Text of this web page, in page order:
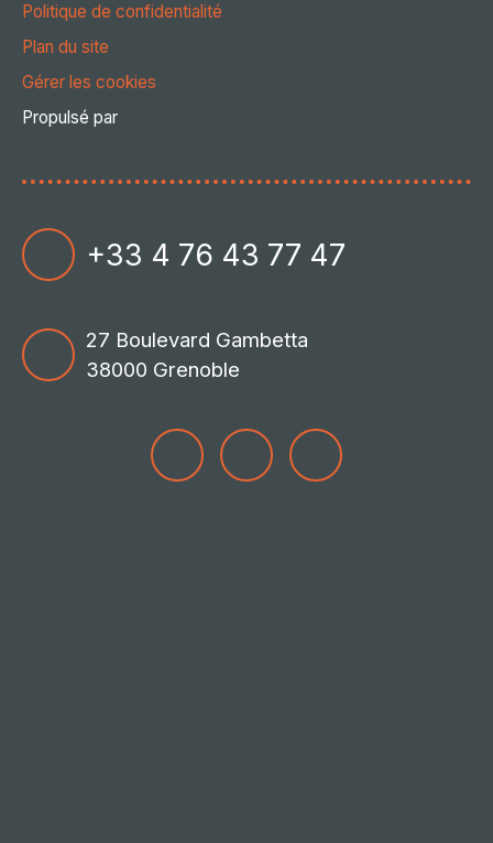
Politique de confidentialité
Plan du site
Gérer les cookies
Propulsé par
+33 4 76 43 77 47
27 Boulevard Gambetta
38000 Grenoble